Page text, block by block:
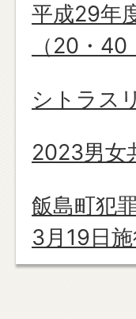
平成29年
（20・
シトラス
2023男女
飯島町犯
3月19日施